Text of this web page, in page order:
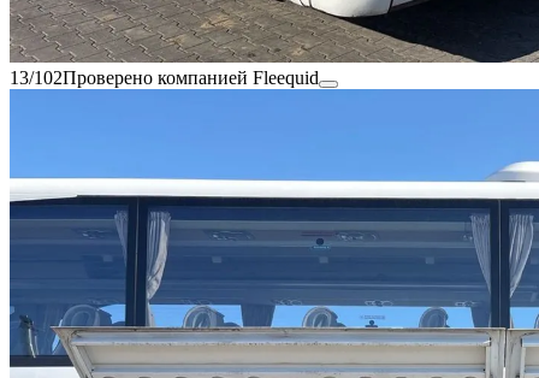
13/102Проверено компанией Fleequid